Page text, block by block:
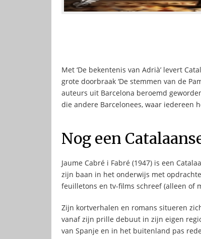
Met ‘De bekentenis van Adrià’ levert
grote doorbraak ‘De stemmen van de
auteurs uit Barcelona beroemd
die andere Barcelonees, waar iedereen
Nog een
Jaume Cabré i Fabré (1947) is een
zijn baan in het onderwijs met
feuilletons en tv-films schreef (alleen of
Zijn kortverhalen en romans situeren
vanaf zijn prille debuut in zijn eigen
van Spanje en in het buitenland pas